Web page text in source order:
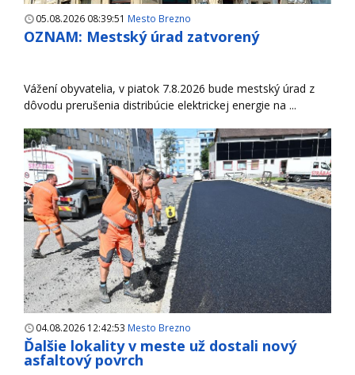
05.08.2026 08:39:51 Mesto Brezno
OZNAM: Mestský úrad zatvorený
Vážení obyvatelia, v piatok 7.8.2026 bude mestský úrad z
dôvodu prerušenia distribúcie elektrickej energie na ...
04.08.2026 12:42:53 Mesto Brezno
Ďalšie lokality v meste už dostali nový
asfaltový povrch